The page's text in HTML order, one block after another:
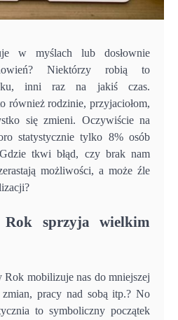
w myślach lub dosłownie
Niektórzy robią to
inni raz na jakiś czas.
również rodzinie, przyjaciołom,
się zmieni. Oczywiście na
statystycznie tylko 8% osób
tkwi błąd, czy brak nam
możliwości, a może źle
Rok sprzyja wielkim
Rok mobilizuje nas do mniejszej
pracy nad sobą itp.? No
to symboliczny początek